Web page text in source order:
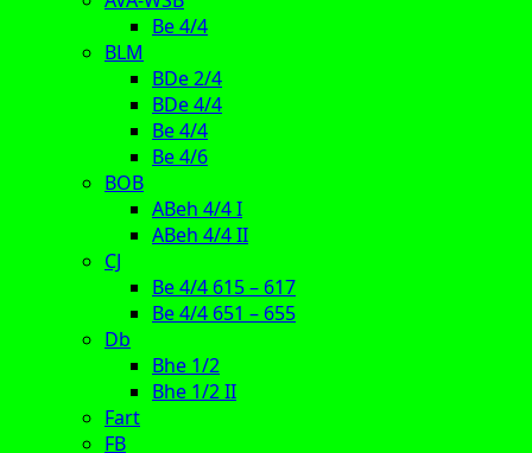
Be 4/4
BLM
BDe 2/4
BDe 4/4
Be 4/4
Be 4/6
BOB
ABeh 4/4 I
ABeh 4/4 II
CJ
Be 4/4 615 – 617
Be 4/4 651 – 655
Db
Bhe 1/2
Bhe 1/2 II
Fart
FB